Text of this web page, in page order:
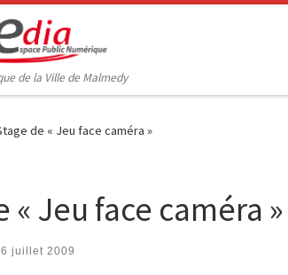
de la Ville de Malmedy
de « Jeu face caméra »
« Jeu face caméra »
6 juillet 2009